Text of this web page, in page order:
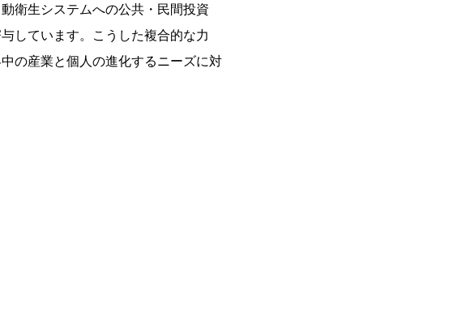
衛生システムへの公共・民間投資
しています。こうした複合的な力
の産業と個人の進化するニーズに対